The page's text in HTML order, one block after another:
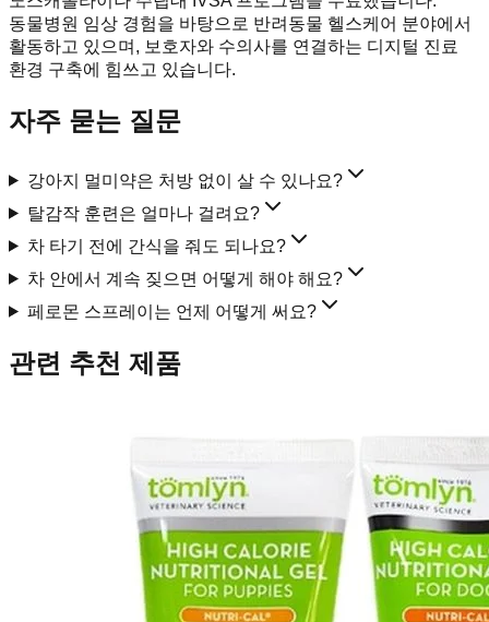
동물병원 임상 경험을 바탕으로 반려동물 헬스케어 분야에서
활동하고 있으며, 보호자와 수의사를 연결하는 디지털 진료
환경 구축에 힘쓰고 있습니다.
자주 묻는 질문
강아지 멀미약은 처방 없이 살 수 있나요?
탈감작 훈련은 얼마나 걸려요?
차 타기 전에 간식을 줘도 되나요?
차 안에서 계속 짖으면 어떻게 해야 해요?
페로몬 스프레이는 언제 어떻게 써요?
관련 추천 제품